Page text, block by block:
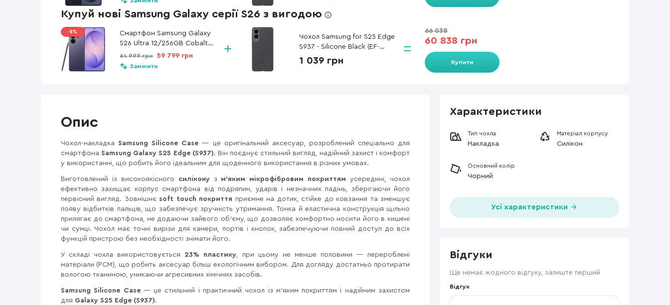
Купуй нові Samsung Galaxy серії S26 з вигодою
-8%
Смартфон Samsung Galaxy
S26 Ultra 12/256GB Cobalt
Violet (SM-S948BZVDEUC)
64 999 грн 59 799 грн
Замінити
Чохол Samsung for S25 Edge
S937 - Silicone Black (EF-
PS937CBEGWW)
1 039 грн
66 038
60 838 грн
Купити
Опис
Чохол-накладкаSamsung Silicone Case— це оригінальний аксесуар, розроблений спеціально для
смартфонаSamsung Galaxy S25 Edge (S937). Він поєднує стильний вигляд, надійний захист і комфорт
у використанні, що робить його ідеальним для щоденного використання в різних умовах.
Виготовлений із високоякісного силіконуз м’яким мікрофібровим покриттям усередині, чохол
ефективно захищає корпус смартфона від подряпин, ударів і незначних падінь, зберігаючи його
первісний вигляд. Зовнішнєsoft touch покриття приємне на дотик, стійке до ковзання та зменшує
появу відбитків пальців, що забезпечує зручність утримання. Тонка й еластична конструкція щільно
прилягає до смартфона, не додаючи зайвого об’єму, що дозволяє комфортно носити його в кишені
чи сумці. Чохол має точні вирізи для камери, портів і кнопок, забезпечуючи повний доступ до всіх
функцій пристрою без необхідності знімати його.
У складі чохла використовується 23% пластику, при цьому не менше половини — перероблені
матеріали (PCM), що робить аксесуар більш екологічним вибором. Для догляду достатньо протирати
вологою тканиною, уникаючи агресивних хімічних засобів.
Samsung Silicone Case— це стильний і практичний чохол із м’яким покриттям і надійним захистом
для Galaxy S25 Edge (S937).
Характеристики
Тип чохла
Накладка
Матеріал корпусу
Силікон
Основний колір
Чорний
Усі характеристики
Відгуки
Ще немає жодного відгуку, залиште перший
Відгук